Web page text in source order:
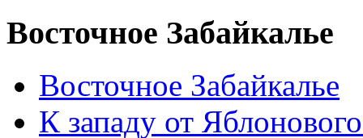
Восточное Забайкалье
Восточное Забайкалье
К западу от